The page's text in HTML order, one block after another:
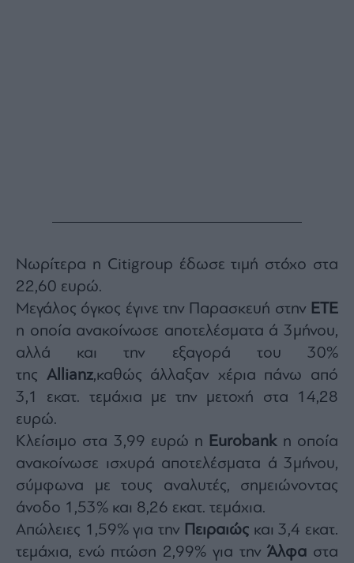
Νωρίτερα η Citigroup έδωσε τιμή στόχο στα
22,60 ευρώ.
Μεγάλος όγκος έγινε την Παρασκευή στην ΕΤΕ
η οποία ανακοίνωσε αποτελέσματα ά 3μήνου,
αλλά και την εξαγορά του 30%
της Allianz,καθώς άλλαξαν χέρια πάνω από
3,1 εκατ. τεμάχια με την μετοχή στα 14,28
ευρώ.
Κλείσιμο στα 3,99 ευρώ η Eurobank η οποία
ανακοίνωσε ισχυρά αποτελέσματα ά 3μήνου,
σύμφωνα με τους αναλυτές, σημειώνοντας
άνοδο 1,53% και 8,26 εκατ. τεμάχια.
Απώλειες 1,59% για την Πειραιώς και 3,4 εκατ.
τεμάχια, ενώ πτώση 2,99% για τηνΆλφα στα